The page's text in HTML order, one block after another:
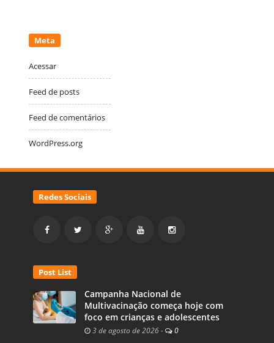
Meta
Acessar
Feed de posts
Feed de comentários
WordPress.org
Redes Sociais
Post List
Campanha Nacional de
Multivacinação começa hoje com
foco em crianças e adolescentes
3 de agosto de 2026 - 0